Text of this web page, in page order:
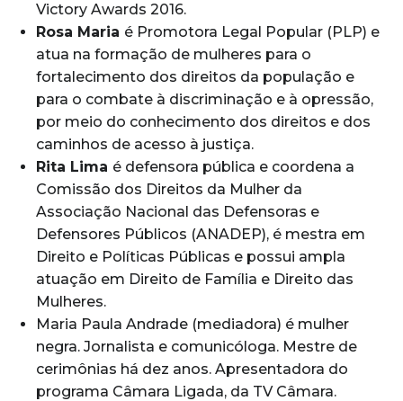
Victory Awards 2016.
Rosa Maria é Promotora Legal Popular (PLP) e
atua na formação de mulheres para o
fortalecimento dos direitos da população e
para o combate à discriminação e à opressão,
por meio do conhecimento dos direitos e dos
caminhos de acesso à justiça.
Rita Lima é defensora pública e coordena a
Comissão dos Direitos da Mulher da
Associação Nacional das Defensoras e
Defensores Públicos (ANADEP), é mestra em
Direito e Políticas Públicas e possui ampla
atuação em Direito de Família e Direito das
Mulheres.
Maria Paula Andrade (mediadora) é mulher
negra. Jornalista e comunicóloga. Mestre de
cerimônias há dez anos. Apresentadora do
programa Câmara Ligada, da TV Câmara.